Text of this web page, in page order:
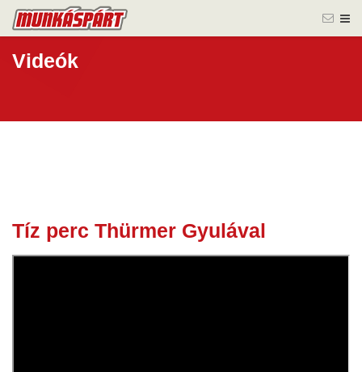
Videók
18 ápr.
Tíz perc Thürmer Gyulával